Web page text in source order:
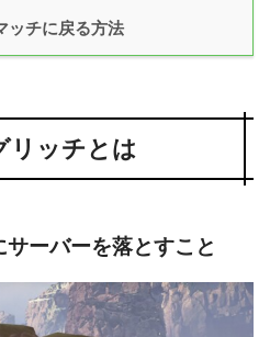
ッチに戻る方法
リッチとは
ーバーを落とすこと